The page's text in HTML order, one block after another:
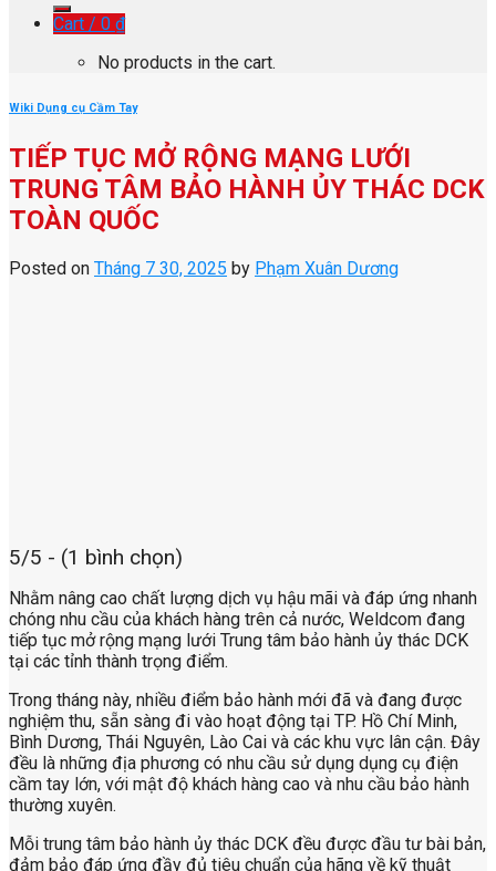
Cart / 0 ₫
No products in the cart.
Wiki Dụng cụ Cầm Tay
TIẾP TỤC MỞ RỘNG MẠNG LƯỚI
TRUNG TÂM BẢO HÀNH ỦY THÁC DCK
TOÀN QUỐC
Posted on Tháng 7 30, 2025 by Phạm Xuân Dương
5/5 - (1 bình chọn)
Nhằm nâng cao chất lượng dịch vụ hậu mãi và đáp ứng nhanh
chóng nhu cầu của khách hàng trên cả nước, Weldcom đang
tiếp tục mở rộng mạng lưới Trung tâm bảo hành ủy thác DCK
tại các tỉnh thành trọng điểm.
Trong tháng này, nhiều điểm bảo hành mới đã và đang được
nghiệm thu, sẵn sàng đi vào hoạt động tại TP. Hồ Chí Minh,
Bình Dương, Thái Nguyên, Lào Cai và các khu vực lân cận. Đây
đều là những địa phương có nhu cầu sử dụng dụng cụ điện
cầm tay lớn, với mật độ khách hàng cao và nhu cầu bảo hành
thường xuyên.
Mỗi trung tâm bảo hành ủy thác DCK đều được đầu tư bài bản,
đảm bảo đáp ứng đầy đủ tiêu chuẩn của hãng về kỹ thuật